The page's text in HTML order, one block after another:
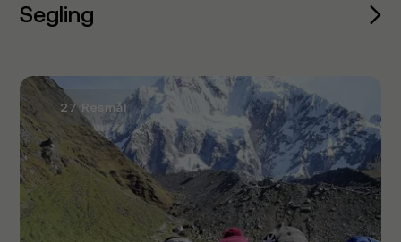
Segling
27 Resmål